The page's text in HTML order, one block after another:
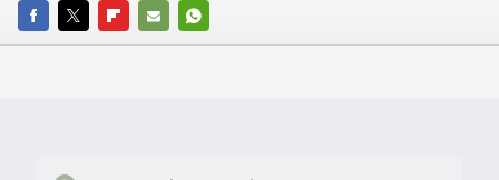
FACEBOOK
TWITTERFLIPBOARD
E-
WHATSAPP